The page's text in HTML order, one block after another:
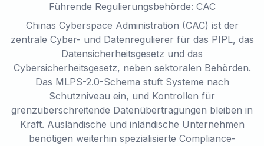
Führende Regulierungsbehörde: CAC
Chinas Cyberspace Administration (CAC) ist der
zentrale Cyber- und Datenregulierer für das PIPL, das
Datensicherheitsgesetz und das
Cybersicherheitsgesetz, neben sektoralen Behörden.
Das MLPS-2.0-Schema stuft Systeme nach
Schutzniveau ein, und Kontrollen für
grenzüberschreitende Datenübertragungen bleiben in
Kraft. Ausländische und inländische Unternehmen
benötigen weiterhin spezialisierte Compliance-